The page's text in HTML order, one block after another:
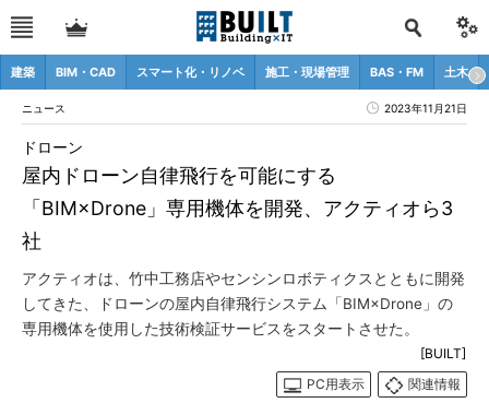
建築 BIM・CAD スマート化・リノベ 施工・現場管理 BAS・FM 土木
ニュース 2023年11月21日
屋内ドローン自律飛行を可能にする
「BIM×Drone」専用機体を開発、アクティオら3
社
ドローン
アクティオは、竹中工務店やセンシンロボティクスとともに開発
してきた、ドローンの屋内自律飛行システム「BIM×Drone」の
専用機体を使用した技術検証サービスをスタートさせた。
[BUILT]
PC用表示
関連情報